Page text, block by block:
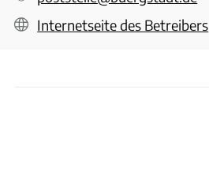
Internetseite des Betreibers